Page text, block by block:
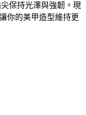
保持光澤與強韌。現
你的美甲造型維持更